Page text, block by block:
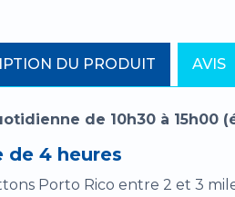
DU PRODUIT AVIS
de 10h30 à 15h00
de 4 heures
Porto Rico entre 2 et 3